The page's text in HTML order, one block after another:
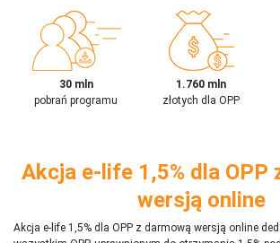
30 mln
pobrań programu
1.760 mln
złotych dla OPP
Akcja e-life 1,5% dla OPP
wersją online
Akcja e-life 1,5% dla OPP z darmową wersją online